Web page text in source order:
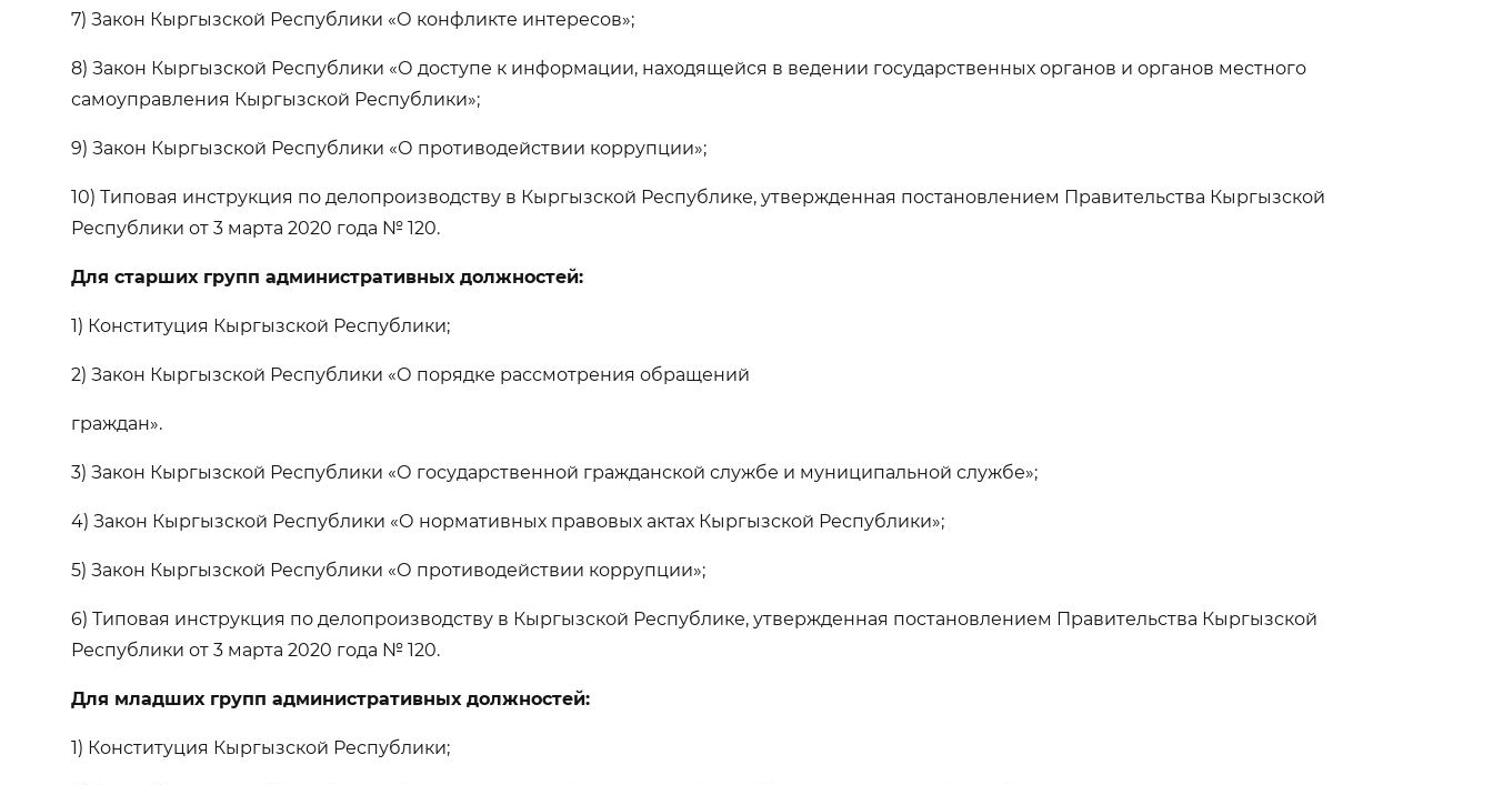
7) Закон Кыргызской Республики «О конфликте интересов»;
8) Закон Кыргызской Республики «О доступе к информации, находящейся в ведении государственных органов и органов местного
самоуправления Кыргызской Республики»;
9) Закон Кыргызской Республики «О противодействии коррупции»;
10) Типовая инструкция по делопроизводству в Кыргызской Республике, утвержденная постановлением Правительства Кыргызской
Республики от 3 марта 2020 года № 120.
Для старших групп административных должностей:
1) Конституция Кыргызской Республики;
2) Закон Кыргызской Республики «О порядке рассмотрения обращений
граждан».
3) Закон Кыргызской Республики «О государственной гражданской службе и муниципальной службе»;
4) Закон Кыргызской Республики «О нормативных правовых актах Кыргызской Республики»;
5) Закон Кыргызской Республики «О противодействии коррупции»;
6) Типовая инструкция по делопроизводству в Кыргызской Республике, утвержденная постановлением Правительства Кыргызской
Республики от 3 марта 2020 года № 120.
Для младших групп административных должностей:
1) Конституция Кыргызской Республики;